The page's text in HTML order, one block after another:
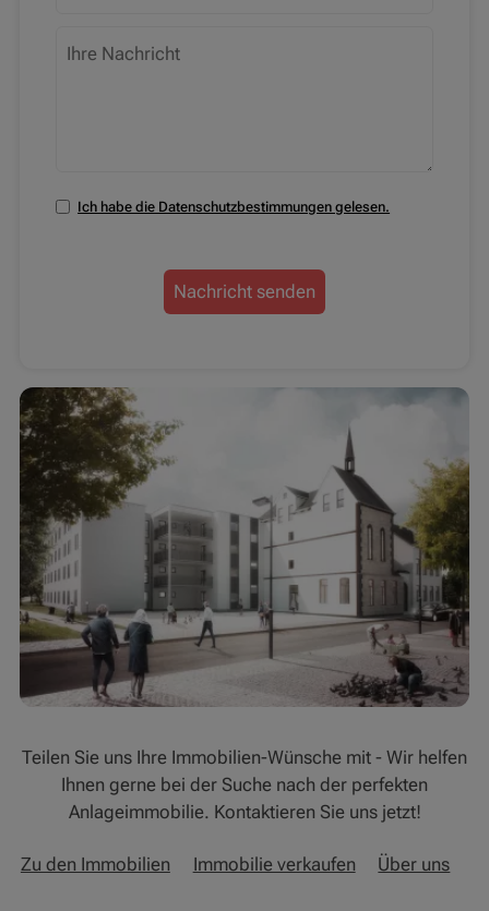
Ich habe die Datenschutzbestimmungen gelesen.
Nachricht senden
Teilen Sie uns Ihre Immobilien-Wünsche mit - Wir helfen
Ihnen gerne bei der Suche nach der perfekten
Anlageimmobilie. Kontaktieren Sie uns jetzt!
Zu den Immobilien Immobilie verkaufen Über uns